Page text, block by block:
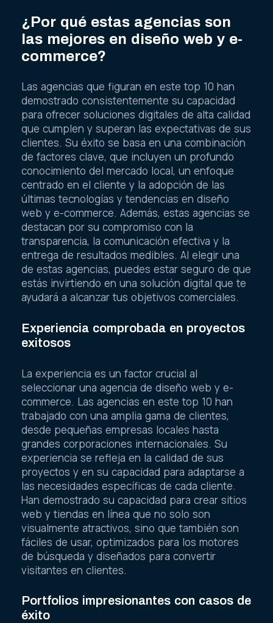
¿Por qué estas agencias son
las mejores en diseño web y e-
commerce?
Las agencias que figuran en este top 10 han
demostrado consistentemente su capacidad
para ofrecer soluciones digitales de alta calidad
que cumplen y superan las expectativas de sus
clientes. Su éxito se basa en una combinación
de factores clave, que incluyen un profundo
conocimiento del mercado local, un enfoque
centrado en el cliente y la adopción de las
últimas tecnologías y tendencias en diseño
web y e-commerce. Además, estas agencias se
destacan por su compromiso con la
transparencia, la comunicación efectiva y la
entrega de resultados medibles. Al elegir una
de estas agencias, puedes estar seguro de que
estás invirtiendo en una solución digital que te
ayudará a alcanzar tus objetivos comerciales.
Experiencia comprobada en proyectos
exitosos
La experiencia es un factor crucial al
seleccionar una agencia de diseño web y e-
commerce. Las agencias en este top 10 han
trabajado con una amplia gama de clientes,
desde pequeñas empresas locales hasta
grandes corporaciones internacionales. Su
experiencia se refleja en la calidad de sus
proyectos y en su capacidad para adaptarse a
las necesidades específicas de cada cliente.
Han demostrado su capacidad para crear sitios
web y tiendas en línea que no solo son
visualmente atractivos, sino que también son
fáciles de usar, optimizados para los motores
de búsqueda y diseñados para convertir
visitantes en clientes.
Portfolios impresionantes con casos de
éxito